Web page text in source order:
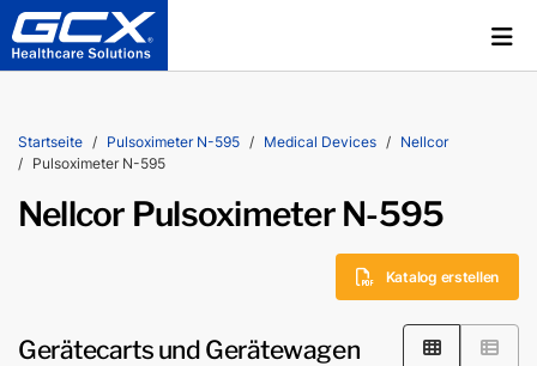
Startseite Pulsoximeter N-595 Medical Devices
Nellcor
Pulsoximeter N-595
Nellcor Pulsoximeter N-595
Katalog erstellen
Gerätecarts und Gerätewagen